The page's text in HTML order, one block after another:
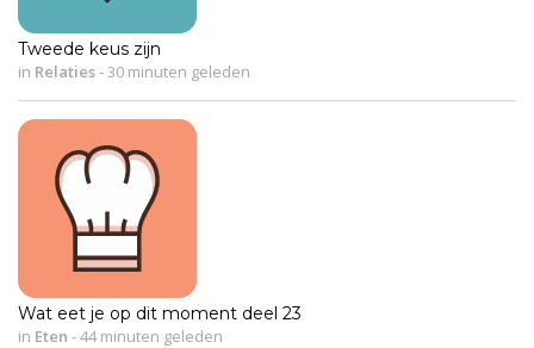
Tweede keus zijn
in Relaties- 30 minuten geleden
Wat eet je op dit moment deel 23
in Eten -44 minuten geleden